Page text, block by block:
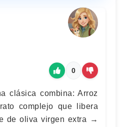
0
clásica combina: Arroz
complejo que libera
de oliva virgen extra →